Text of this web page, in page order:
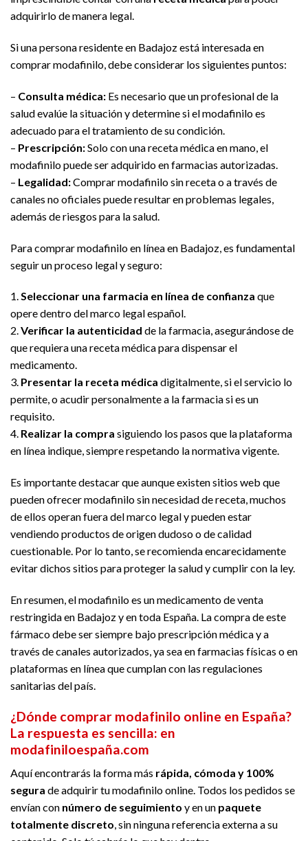
adquirirlo de manera legal.
Si una persona residente en Badajoz está interesada en
comprar modafinilo, debe considerar los siguientes puntos:
– Consulta médica: Es necesario que un profesional de la
salud evalúe la situación y determine si el modafinilo es
adecuado para el tratamiento de su condición.
– Prescripción:Solo con una receta médica en mano, el
modafinilo puede ser adquirido en farmacias autorizadas.
– Legalidad:Comprar modafinilo sin receta o a través de
canales no oficiales puede resultar en problemas legales,
además de riesgos para la salud.
Para comprar modafinilo en línea en Badajoz, es fundamental
seguir un proceso legal y seguro:
1.Seleccionar una farmacia en línea de confianza que
opere dentro del marco legal español.
2.Verificar la autenticidad de la farmacia, asegurándose de
que requiera una receta médica para dispensar el
medicamento.
3. Presentar la receta médica digitalmente, si el servicio lo
permite, o acudir personalmente a la farmacia si es un
requisito.
4. Realizar la compra siguiendo los pasos que la plataforma
en línea indique, siempre respetando la normativa vigente.
Es importante destacar que aunque existen sitios web que
pueden ofrecer modafinilo sin necesidad de receta, muchos
de ellos operan fuera del marco legal y pueden estar
vendiendo productos de origen dudoso o de calidad
cuestionable. Por lo tanto, se recomienda encarecidamente
evitar dichos sitios para proteger la salud y cumplir con la ley.
En resumen, el modafinilo es un medicamento de venta
restringida en Badajoz y en toda España. La compra de este
fármaco debe ser siempre bajo prescripción médica y a
través de canales autorizados, ya sea en farmacias físicas o en
plataformas en línea que cumplan con las regulaciones
sanitarias del país.
¿Dónde comprar modafinilo online en España?
La respuesta es sencilla: en
modafiniloespaña.com
Aquí encontrarás la forma más rápida, cómoda y 100%
segura de adquirir tu modafinilo online. Todos los pedidos se
envían con número de seguimiento y en un paquete
totalmente discreto, sin ninguna referencia externa a su